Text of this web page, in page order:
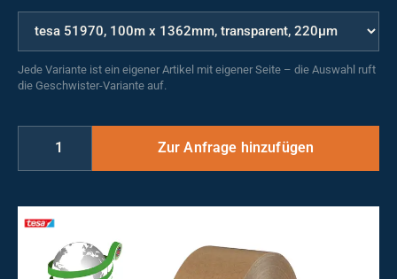
Jede Variante ist ein eigener Artikel mit eigener Seite – die Auswahl ruft
die Geschwister-Variante auf.